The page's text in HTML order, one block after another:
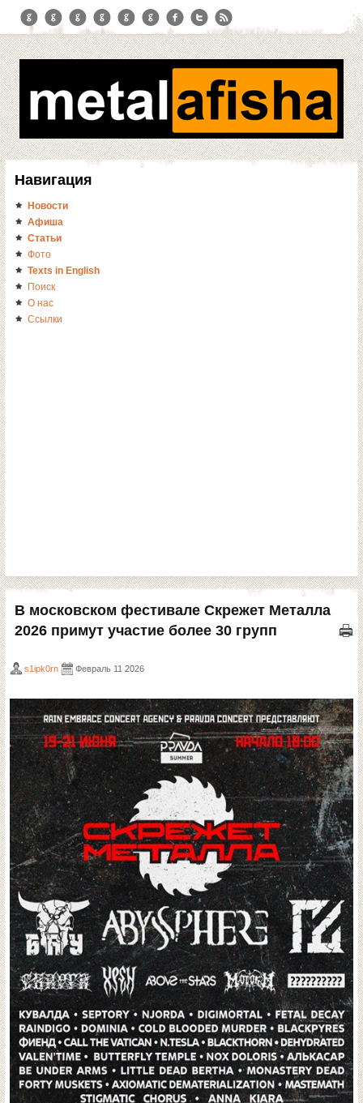
Навигация
Новости
Афиша
Статьи
Фото
Texts in English
Поиск
О нас
Ссылки
В московском фестивале Скрежет Металла
2026 примут участие более 30 групп
s1ipk0rn Февраль 11 2026